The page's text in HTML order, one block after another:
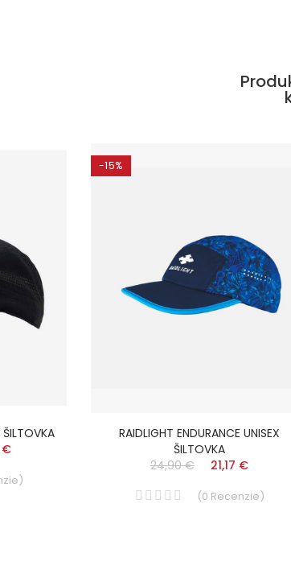
€
)
-15%
RAIDLIGHT ENDURANCE UNISEX
ŠILTOVKA
24,90 €
21,17 €
(0 Recenzie)